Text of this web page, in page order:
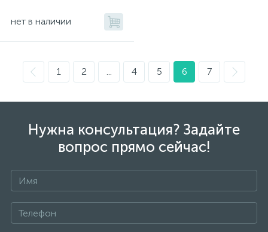
нет в наличии
1 2 ... 4 5 6 7
Нужна консультация? Задайте
вопрос прямо сейчас!